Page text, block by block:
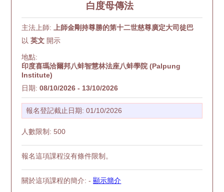
白度母傳法
主法上師:
上師金剛持尊勝的第十二世慈尊廣定大司徒巴
以英文 開示
地點:
印度喜瑪洽爾邦八蚌智慧林法座八蚌學院 (Palpung
Institute)
日期:08/10/2026 - 13/10/2026
報名登記截止日期: 01/10/2026
人數限制: 500
報名這項課程沒有條件限制。
關於這項課程的簡介: -顯示簡介